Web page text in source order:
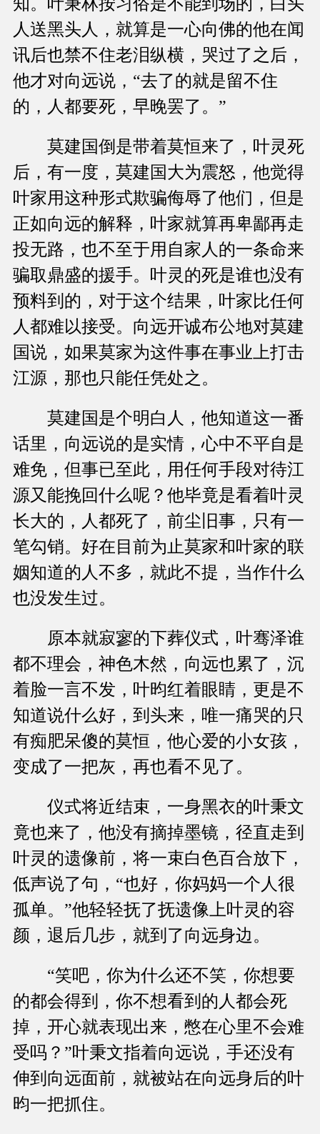
人送黑头人，就算是一心向佛的他在闻
讯后也禁不住老泪纵横，哭过了之后，
他才对向远说，“去了的就是留不住
的，人都要死，早晚罢了。”
莫建国倒是带着莫恒来了，叶灵死
后，有一度，莫建国大为震怒，他觉得
叶家用这种形式欺骗侮辱了他们，但是
正如向远的解释，叶家就算再卑鄙再走
投无路，也不至于用自家人的一条命来
骗取鼎盛的援手。叶灵的死是谁也没有
预料到的，对于这个结果，叶家比任何
人都难以接受。向远开诚布公地对莫建
国说，如果莫家为这件事在事业上打击
江源，那也只能任凭处之。
莫建国是个明白人，他知道这一番
话里，向远说的是实情，心中不平自是
难免，但事已至此，用任何手段对待江
源又能挽回什么呢？他毕竟是看着叶灵
长大的，人都死了，前尘旧事，只有一
笔勾销。好在目前为止莫家和叶家的联
姻知道的人不多，就此不提，当作什么
也没发生过。
原本就寂寥的下葬仪式，叶骞泽谁
都不理会，神色木然，向远也累了，沉
着脸一言不发，叶昀红着眼睛，更是不
知道说什么好，到头来，唯一痛哭的只
有痴肥呆傻的莫恒，他心爱的小女孩，
变成了一把灰，再也看不见了。
仪式将近结束，一身黑衣的叶秉文
竟也来了，他没有摘掉墨镜，径直走到
叶灵的遗像前，将一束白色百合放下，
低声说了句，“也好，你妈妈一个人很
孤单。”他轻轻抚了抚遗像上叶灵的容
颜，退后几步，就到了向远身边。
“笑吧，你为什么还不笑，你想要
的都会得到，你不想看到的人都会死
掉，开心就表现出来，憋在心里不会难
受吗？”叶秉文指着向远说，手还没有
伸到向远面前，就被站在向远身后的叶
昀一把抓住。